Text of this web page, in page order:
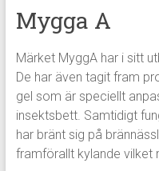
Mygga A
Märket MyggA har i sitt
De har även tagit fram
gel som är speciellt
insektsbett. Samtidigt
har bränt sig på
framförallt kylande vilket